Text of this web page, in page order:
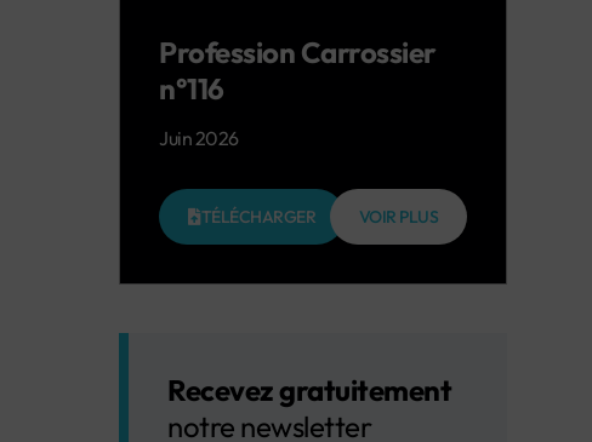
Profession Carrossier
n°116
Juin 2026
TÉLÉCHARGER VOIR PLUS
Recevez gratuitement
notre newsletter